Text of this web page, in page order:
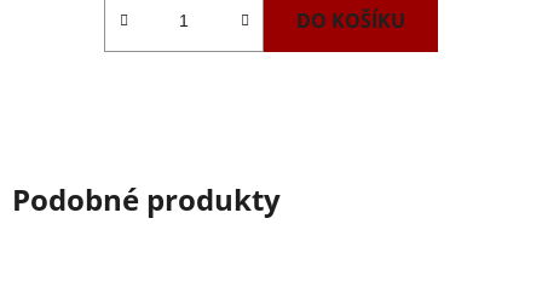
DO KOŠÍKU
Podobné produkty